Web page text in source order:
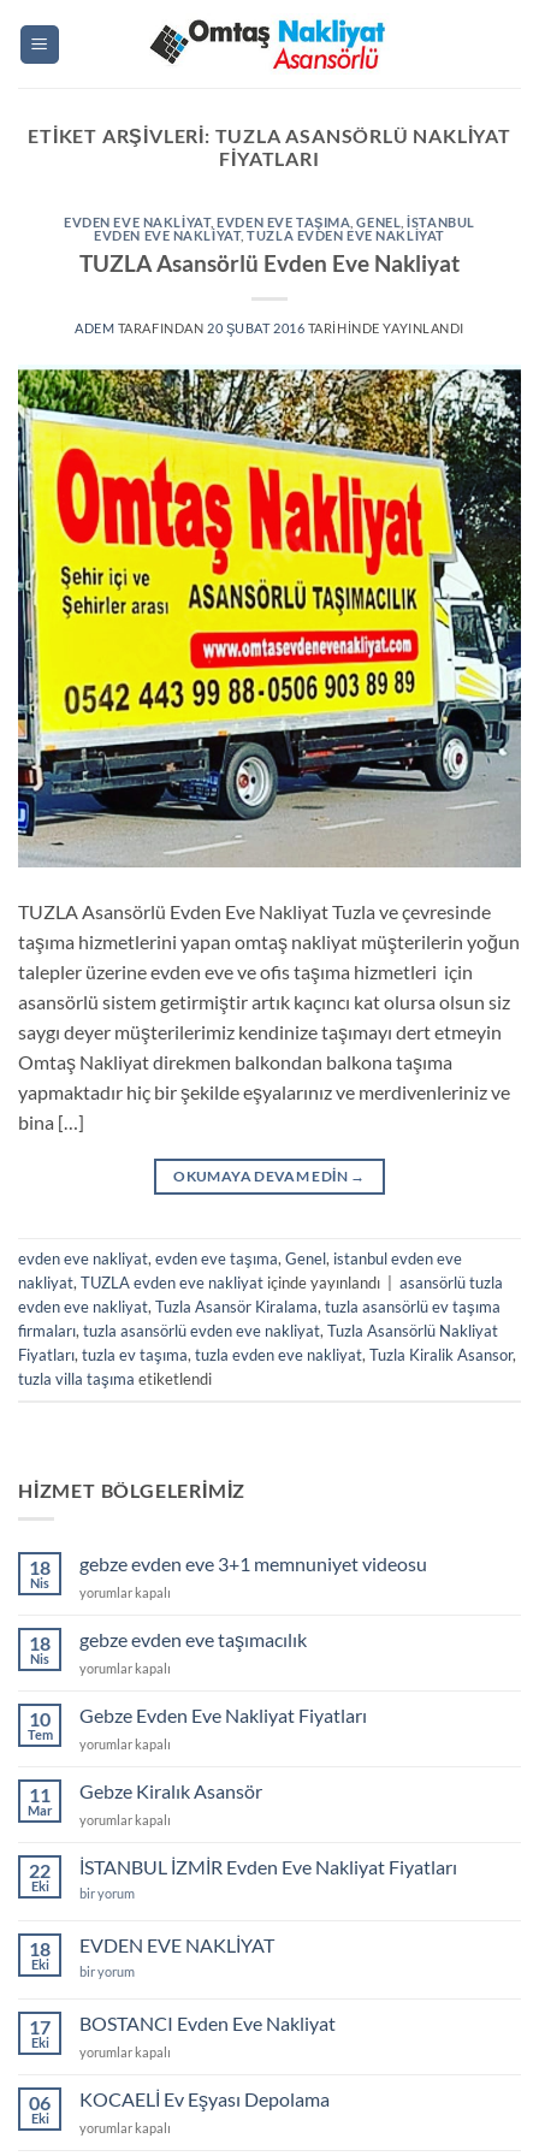
ETIKET ARŞIVLERI: TUZLA ASANSÖRLÜ NAKLIYAT
FIYATLARI
EVDEN EVE NAKLIYAT,EVDEN EVE TAŞIMA ,GENEL ,ISTANBUL
EVDEN EVE NAKLIYAT,TUZLA EVDEN EVE NAKLIYAT
TUZLA Asansörlü Evden Eve Nakliyat
ADEM TARAFINDAN 20 ŞUBAT 2016 TARIHINDE YAYINLANDI
TUZLA Asansörlü Evden Eve Nakliyat Tuzla ve çevresinde
taşıma hizmetlerini yapan omtaş nakliyat müşterilerin yoğun
talepler üzerine evden eve ve ofis taşıma hizmetleri için
asansörlü sistem getirmiştir artık kaçıncı kat olursa olsun siz
saygı deyer müşterilerimiz kendinize taşımayı dert etmeyin
Omtaş Nakliyat direkmen balkondan balkona taşıma
yapmaktadır hiç bir şekilde eşyalarınız ve merdivenleriniz ve
bina […]
OKUMAYA DEVAM EDIN →
evden eve nakliyat, evden eve taşıma, Genel, istanbul evden eve
nakliyat, TUZLA evden eve nakliyat içinde yayınlandı
asansörlü tuzla
evden eve nakliyat, Tuzla Asansör Kiralama, tuzla asansörlü ev taşıma
firmaları, tuzla asansörlü evden eve nakliyat, Tuzla Asansörlü Nakliyat
Fiyatları, tuzla ev taşıma, tuzla evden eve nakliyat, Tuzla Kiralik Asansor,
tuzla villa taşıma etiketlendi
HIZMET BÖLGELERIMIZ
18
Nis
gebze evden eve 3+1 memnuniyet videosu
gebze
3+1
memnuniyet
için
yorumlar kapalı
18
Nis
gebze evden eve taşımacılık
gebze
eve
için
yorumlar kapalı
10
Tem
Gebze Evden Eve Nakliyat Fiyatları
Gebze
Eve
Fiyatları
yorumlar kapalı
11
Mar
Gebze Kiralık Asansör
Gebze
Asansör
yorumlar kapalı
22
Eki
İSTANBUL İZMİR Evden Eve Nakliyat Fiyatları
İSTANBUL
Eve
Nakliyat
Fiyatları
bir yorum
18
Eki
EVDEN EVE NAKLİYAT
EVDEN
için
bir yorum
17
Eki
BOSTANCI Evden Eve Nakliyat
BOSTANCI
Eve
için
yorumlar kapalı
06
Eki
KOCAELİ Ev Eşyası Depolama
KOCAELİ
yorumlar kapalı